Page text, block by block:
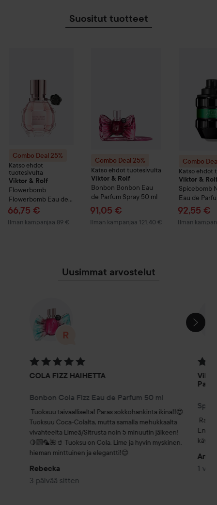
tuoksujen keskiössä ovat värikkäät ja persoonalliset tuoksut
sekä innovatiiviset pakkaukset.
Suositut tuotteet
Combo Deal 25%
Katso ehdot
tuotesivulta
Viktor & Rolf
Flowerbomb
Flowerbomb Eau de
Parfum Spray
Tarjoushinta
66,75 €
Ilman kampanjaa 89 €
Combo Deal 25%
Katso ehdot tuotesivulta
Viktor & Rolf
Bonbon Bonbon Eau
de Parfum Spray 50 ml
Tarjoushinta
91,05 €
Ilman kampanjaa 121,40 €
Combo
Katso ehdot
Viktor &
Spicebomb
Eau de
92,55 €
Ilman
Uusimmat arvostelut
OHITA OSIO
Arvosana: 5 / 5
COLA FIZZ HAIHETTA
Bonbon Cola Fizz Eau de Parfum 50 ml
Tuoksuu taivaalliselta! Paras sokkohankinta ikinä!!😍
Tuoksuu Coca-Colalta, mutta samalla mehukkaalta
vivahteelta Limeä/Sitrusta noin 5 minuutin jälkeen!
🍋‍🟩🦜🌺🥤 Tuoksu on Cola, Lime ja hyvin myskinen,
hieman minttuinen ja elegantti!😌
Rebecka
3 päivää sitten
En
1